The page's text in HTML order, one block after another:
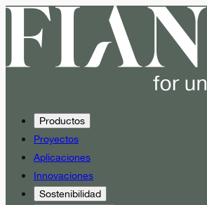
Productos
Proyectos
Aplicaciones
Innovaciones
Sostenibilidad